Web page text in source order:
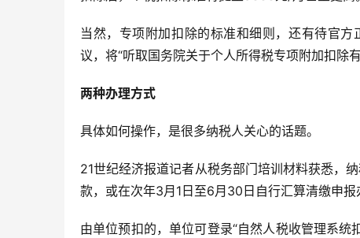
当然，专项附加扣除的标准和细则，还有待官
议，将“听取国务院关于个人所得税专项附加扣除
两种办理方式
具体如何操作，是很多纳税人关心的话题。
21世纪经济报道记者从税务部门培训材料获悉，
款，或在次年3月1日至6月30日自行汇算清缴申报
由单位预扣的，单位可登录“自然人税收管理系